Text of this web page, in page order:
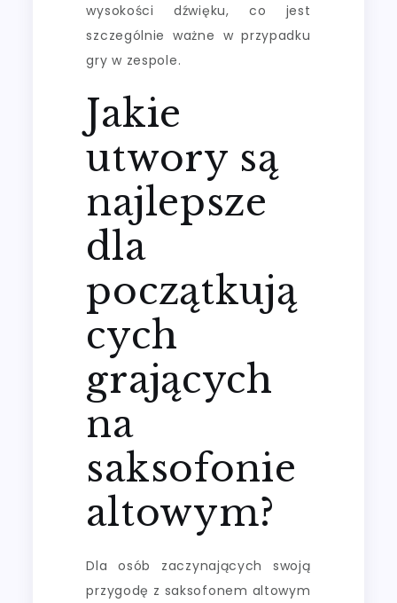
wysokości dźwięku, co jest
szczególnie ważne w przypadku
gry w zespole.
Jakie
utwory są
najlepsze
dla
początkują
cych
grających
na
saksofonie
altowym?
Dla osób zaczynających swoją
przygodę z saksofonem altowym